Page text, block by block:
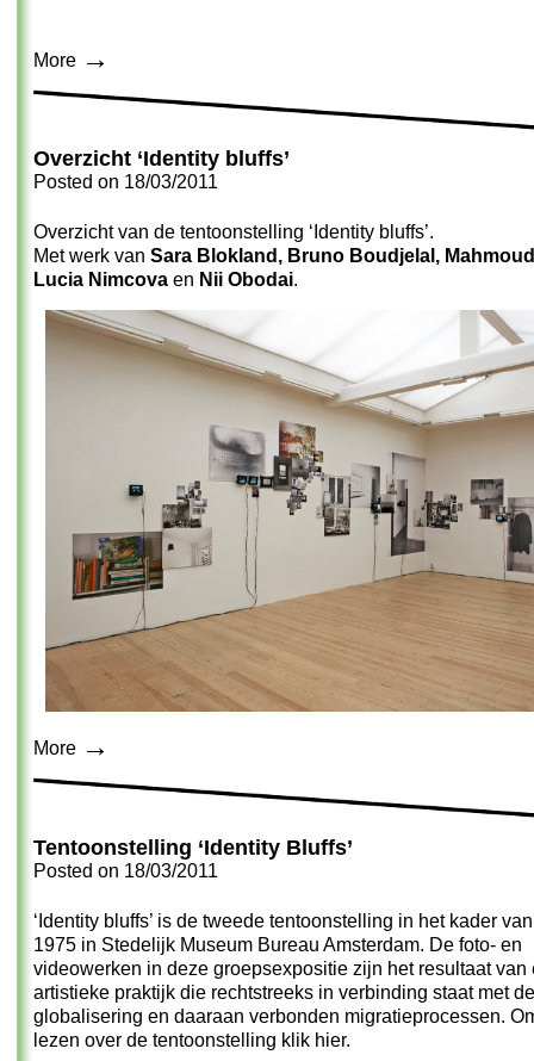
More →
Overzicht ‘Identity bluffs’
Posted on 18/03/2011
Overzicht van de tentoonstelling ‘Identity bluffs’.
Met werk van Sara Blokland, Bruno Boudjelal,
Lucia Nimcova en Nii Obodai.
More →
Tentoonstelling ‘Identity Bluffs’
Posted on 18/03/2011
‘Identity bluffs’ is de tweede tentoonstelling in het kader
1975 in Stedelijk Museum Bureau Amsterdam. De foto- en
videowerken in deze groepsexpositie zijn het resultaat van
artistieke praktijk die rechtstreeks in verbinding staat met de
globalisering en daaraan verbonden migratieprocessen.
lezen over de tentoonstelling klik hier.